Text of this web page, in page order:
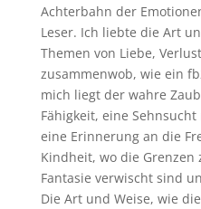
Achterbahn der
Leser. Ich liebte die Art
Themen von Liebe,
zusammenwob, wie ein
mich liegt der wahre
Fähigkeit, eine
eine Erinnerung an die
Kindheit, wo die Grenzen
Fantasie verwischt sind
Die Art und Weise, wie